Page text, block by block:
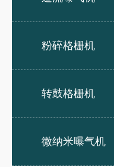
粉碎格栅机
转鼓格栅机
微纳米曝气机